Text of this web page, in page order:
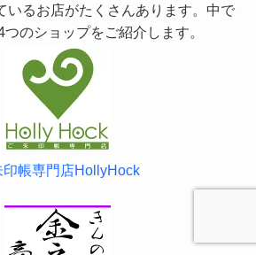
いるお店がたくさんあります。中で
のショップをご紹介します。
印帳専門店HollyHock